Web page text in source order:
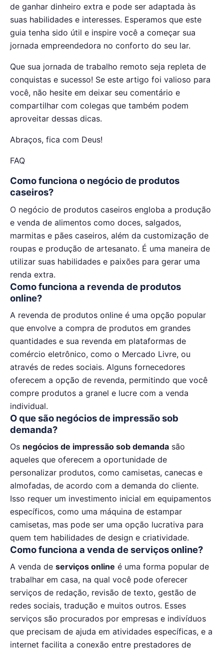
de ganhar dinheiro extra e pode ser adaptada às
suas habilidades e interesses. Esperamos que este
guia tenha sido útil e inspire você a começar sua
jornada empreendedora no conforto do seu lar.
Que sua jornada de trabalho remoto seja repleta de
conquistas e sucesso! Se este artigo foi valioso para
você, não hesite em deixar seu comentário e
compartilhar com colegas que também podem
aproveitar dessas dicas.
Abraços, fica com Deus!
FAQ
Como funciona o negócio de produtos
caseiros?
O negócio de produtos caseiros engloba a produção
e venda de alimentos como doces, salgados,
marmitas e pães caseiros, além da customização de
roupas e produção de artesanato. É uma maneira de
utilizar suas habilidades e paixões para gerar uma
renda extra.
Como funciona a revenda de produtos
online?
A revenda de produtos online é uma opção popular
que envolve a compra de produtos em grandes
quantidades e sua revenda em plataformas de
comércio eletrônico, como o Mercado Livre, ou
através de redes sociais. Alguns fornecedores
oferecem a opção de revenda, permitindo que você
compre produtos a granel e lucre com a venda
individual.
O que são negócios de impressão sob
demanda?
Os negócios de impressão sob demanda são
aqueles que oferecem a oportunidade de
personalizar produtos, como camisetas, canecas e
almofadas, de acordo com a demanda do cliente.
Isso requer um investimento inicial em equipamentos
específicos, como uma máquina de estampar
camisetas, mas pode ser uma opção lucrativa para
quem tem habilidades de design e criatividade.
Como funciona a venda de serviços online?
A venda de serviços online é uma forma popular de
trabalhar em casa, na qual você pode oferecer
serviços de redação, revisão de texto, gestão de
redes sociais, tradução e muitos outros. Esses
serviços são procurados por empresas e indivíduos
que precisam de ajuda em atividades específicas, e a
internet facilita a conexão entre prestadores de